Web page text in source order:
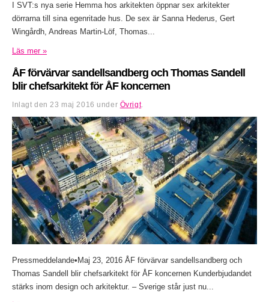
I SVT:s nya serie Hemma hos arkitekten öppnar sex arkitekter
dörrarna till sina egenritade hus. De sex är Sanna Hederus, Gert
Wingårdh, Andreas Martin-Löf, Thomas...
Läs mer »
ÅF förvärvar sandellsandberg och Thomas Sandell
blir chefsarkitekt för ÅF koncernen
Inlagt den 23 maj 2016 under Övrigt.
Pressmeddelande•Maj 23, 2016 ÅF förvärvar sandellsandberg och
Thomas Sandell blir chefsarkitekt för ÅF koncernen Kunderbjudandet
stärks inom design och arkitektur. – Sverige står just nu...